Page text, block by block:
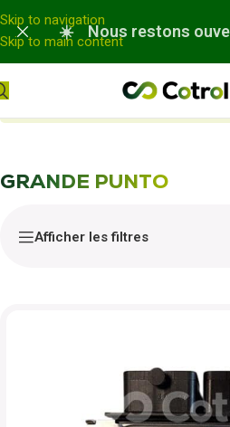
Panneau de gestion des cookies
Skip to navigation
Skip to main content
☀️ Nous restons
GRANDE PUNTO
Afficher les filtres